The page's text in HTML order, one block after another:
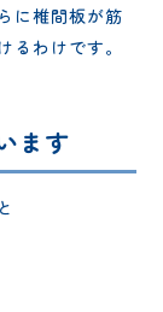
に椎間板が筋
わけです。
ます